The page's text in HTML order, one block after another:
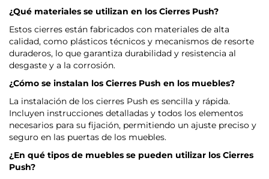
¿Qué materiales se utilizan en los Cierres Push?
Estos cierres están fabricados con materiales de alta
calidad, como plásticos técnicos y mecanismos de resorte
duraderos, lo que garantiza durabilidad y resistencia al
desgaste y a la corrosión.
¿Cómo se instalan los Cierres Push en los muebles?
La instalación de los cierres Push es sencilla y rápida.
Incluyen instrucciones detalladas y todos los elementos
necesarios para su fijación, permitiendo un ajuste preciso y
seguro en las puertas de los muebles.
¿En qué tipos de muebles se pueden utilizar los Cierres
Push?